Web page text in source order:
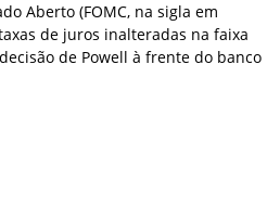
Aberto (FOMC, na sigla em
de juros inalteradas na faixa
de Powell à frente do banco